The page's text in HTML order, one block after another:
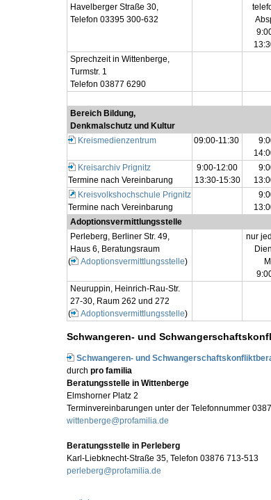
Havelberger Straße 30,
Telefon 03395 300-632
Sprechzeit in Wittenberge,
Turmstr. 1
Telefon 03877 6290
Bereich Bildung,
Denkmalschutz und Kultur
Kreismedienzentrum
09:00-11:30
Kreisarchiv Prignitz
Termine nach Vereinbarung
9:00-12:00
13:30-15:30
Kreisvolkshochschule Prignitz
Termine nach Vereinbarung
Adoptionsvermittlungsstelle
Perleberg, Berliner Str. 49,
Haus 6, Beratungsraum
(
Adoptionsvermittlungsstelle)
nur
Neuruppin, Heinrich-Rau-Str.
27-30, Raum 262 und 272
(
Adoptionsvermittlungsstelle)
Schwangeren- und
Schwangeren- und
durch pro familia
Beratungsstelle in Wittenberge
Elmshorner Platz 2
Terminvereinbarungen unter der Telefonnummer
wittenberge@profamilia.de
Beratungsstelle in Perleberg
Karl-Liebknecht-Straße 35, Telefon 03876 713-513
perleberg@profamilia.de